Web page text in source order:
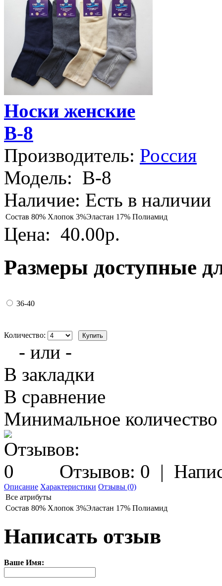
Носки женские
B-8
Производитель: Россия
Модель: B-8
Наличие: Есть в наличии
Состав 80% Хлопок 3%Эластан 17% Полиамид
Цена: 40.00р.
Размеры доступные
36-40
Количество:
- или -
В закладки
В сравнение
Минимальное количество
Отзывов: 0 |
Описание Характеристики Отзывы (0)
Все атрибуты
Состав 80% Хлопок 3%Эластан 17% Полиамид
Написать отзыв
Ваше Имя: